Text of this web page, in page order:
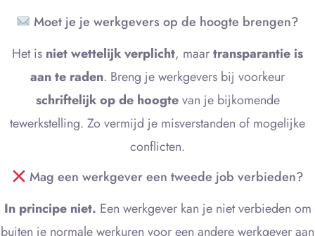
Moet je je werkgevers op de hoogte brengen?
Het is niet wettelijk verplicht, maartransparantie is
aan te raden. Breng je werkgevers bij voorkeur
schriftelijk op de hoogtevan je bijkomende
tewerkstelling. Zo vermijd je misverstanden of mogelijke
conflicten.
Mag een werkgever een tweede job verbieden?
In principe niet. Een werkgever kan je niet verbieden om
buiten je normale werkuren voor een andere werkgever aan